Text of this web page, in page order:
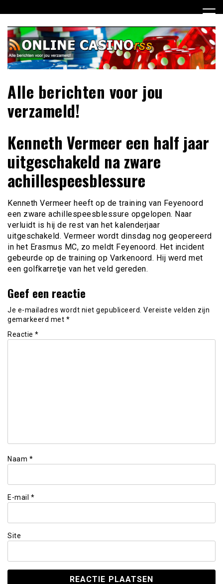
naar
inhoud
Alle berichten voor jou
verzameld!
Kenneth Vermeer een half jaar
uitgeschakeld na zware
achillespeesblessure
Kenneth Vermeer heeft op de training van Feyenoord
een zware achillespeesblessure opgelopen. Naar
verluidt is hij de rest van het kalenderjaar
uitgeschakeld. Vermeer wordt dinsdag nog geopereerd
in het Erasmus MC, zo meldt Feyenoord. Het incident
gebeurde op de training op Varkenoord. Hij werd met
een golfkarretje van het veld gereden.
Geef een reactie
Je e-mailadres wordt niet gepubliceerd. Vereiste velden zijn
gemarkeerd met *
Reactie *
Naam *
E-mail *
Site